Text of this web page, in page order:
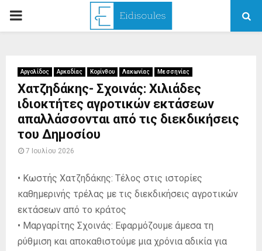
PRIMARY
Αργολίδος Αρκαδίας Κορίνθου Λακωνίας Μεσσηνίας
Χατζηδάκης- Σχοινάς: Χιλιάδες
ιδιοκτήτες αγροτικών εκτάσεων
απαλλάσσονται από τις διεκδικήσεις
του Δημοσίου
7 Ιουλίου 2026
• Κωστής Χατζηδάκης: Τέλος στις ιστορίες
καθημερινής τρέλας με τις διεκδικήσεις αγροτικών
εκτάσεων από το κράτος
• Μαργαρίτης Σχοινάς: Εφαρμόζουμε άμεσα τη
ρύθμιση και αποκαθιστούμε μια χρόνια αδικία για